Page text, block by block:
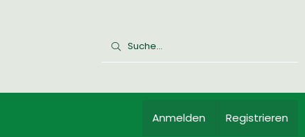
Anmelden Registrieren